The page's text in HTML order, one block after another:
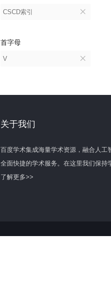
CSCD索引
首字母
V
关于我们
百度学术集成海量学术资源，融合人
全面快捷的学术服务。在这里我们保持
了解更多>>